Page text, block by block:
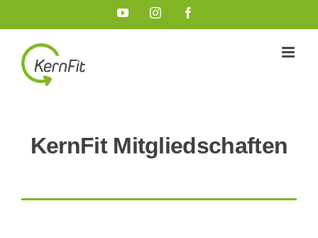
Inhalt
springen
YouTubeInstagram
KernFit Mitgliedschaften